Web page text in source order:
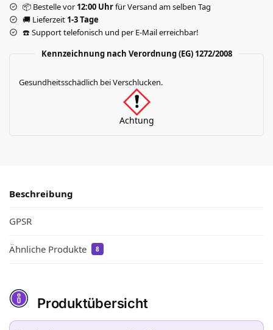
📦 Bestelle vor12:00 Uhrfür Versand am selben Tag
🚚 Lieferzeit 1-3 Tage
☎️ Support telefonisch und per E-Mail erreichbar!
Kennzeichnung nach Verordnung (EG) 1272/2008
Gesundheitsschädlich bei Verschlucken.
Achtung
Beschreibung
GPSR
Ähnliche Produkte 8
Produktübersicht